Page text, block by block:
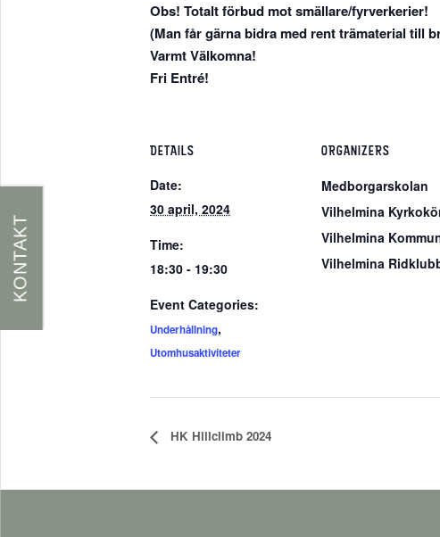
Obs! Totalt förbud mot smällare/fyrverkerier!
(Man får gärna bidra med rent trämaterial till
Varmt Välkomna!
Fri Entré!
DETAILS
Date:
30 april, 2024
Time:
18:30 - 19:30
Event Categories:
Underhållning,
Utomhusaktiviteter
ORGANIZERS
Medborgarskolan
Vilhelmina
Vilhelmina
Vilhelmina
HK Hillclimb 2024
KONTAKT